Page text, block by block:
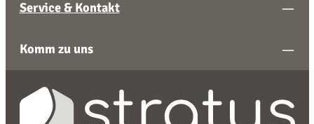
Service & Kontakt
Komm zu uns